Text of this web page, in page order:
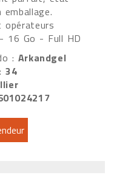
opérateurs
16 Go - Full HD
: Arkandgel
:34